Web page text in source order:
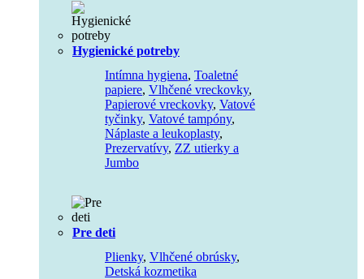
Hygienické potreby
Intímna hygiena, Toaletné
papiere, Vlhčené vreckovky,
Papierové vreckovky, Vatové
tyčinky, Vatové tampóny,
Náplaste a leukoplasty,
Prezervatívy, ZZ utierky a
Jumbo
Pre deti
Plienky, Vlhčené obrúsky,
Detská kozmetika